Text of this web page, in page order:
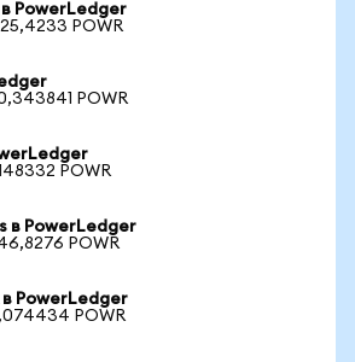
PowerLedger
POWR
POWR
POWR
в PowerLedger
POWR
PowerLedger
POWR